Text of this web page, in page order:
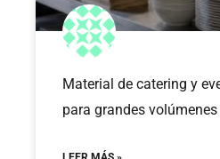
Material de catering y
para grandes volúmenes